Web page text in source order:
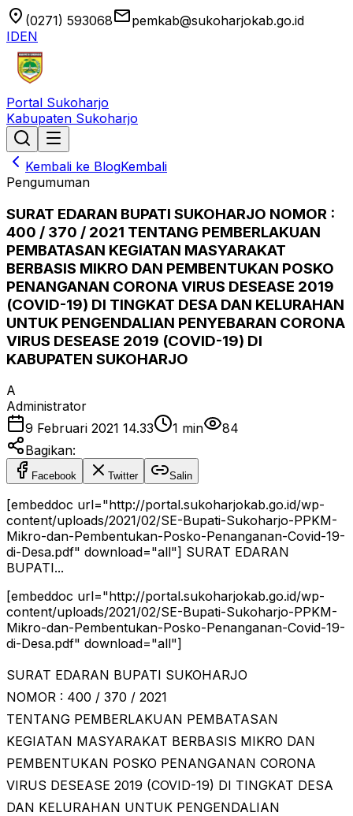
location_on (0271) 593068emailpemkab@sukoharjokab.go.id
IDEN
Portal Sukoharjo
Kabupaten Sukoharjo
Kembali ke BlogKembali
Pengumuman
SURAT EDARAN BUPATI SUKOHARJO NOMOR :
400 / 370 / 2021 TENTANG PEMBERLAKUAN
PEMBATASAN KEGIATAN MASYARAKAT
BERBASIS MIKRO DAN PEMBENTUKAN POSKO
PENANGANAN CORONA VIRUS DESEASE 2019
(COVID-19) DI TINGKAT DESA DAN KELURAHAN
UNTUK PENGENDALIAN PENYEBARAN CORONA
VIRUS DESEASE 2019 (COVID-19) DI
KABUPATEN SUKOHARJO
A
Administrator
9 Februari 2021 14.33
1 min
84
Bagikan:
Facebook Twitter Salin
[embeddoc url="http://portal.sukoharjokab.go.id/wp-
content/uploads/2021/02/SE-Bupati-Sukoharjo-PPKM-
Mikro-dan-Pembentukan-Posko-Penanganan-Covid-19-
di-Desa.pdf" download="all"] SURAT EDARAN
BUPATI...
[embeddoc url="http://portal.sukoharjokab.go.id/wp-
content/uploads/2021/02/SE-Bupati-Sukoharjo-PPKM-
Mikro-dan-Pembentukan-Posko-Penanganan-Covid-19-
di-Desa.pdf" download="all"]
SURAT EDARAN BUPATI SUKOHARJO
NOMOR : 400 / 370 / 2021
TENTANG PEMBERLAKUAN PEMBATASAN
KEGIATAN MASYARAKAT BERBASIS MIKRO DAN
PEMBENTUKAN POSKO PENANGANAN CORONA
VIRUS DESEASE 2019 (COVID-19) DI TINGKAT DESA
DAN KELURAHAN UNTUK PENGENDALIAN